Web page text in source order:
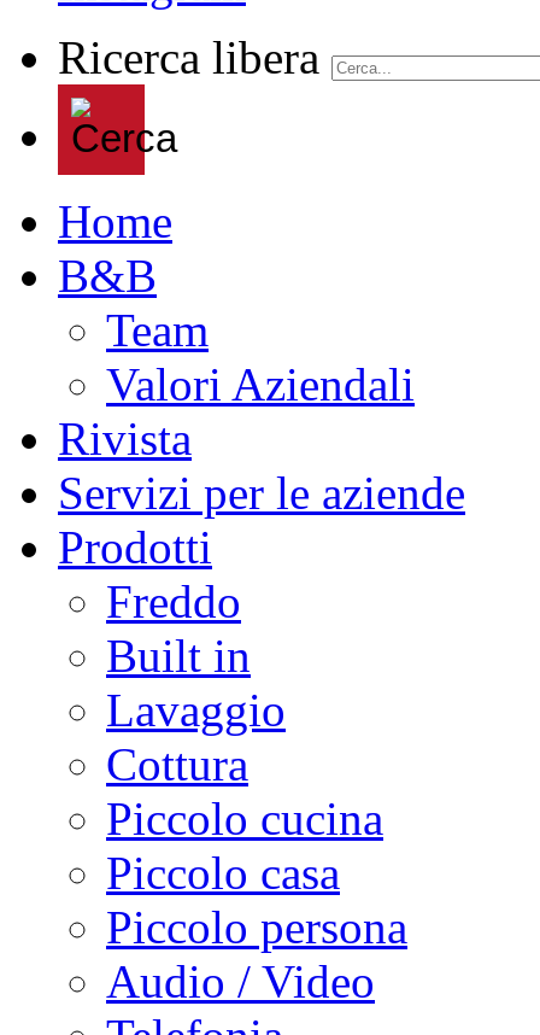
Ricerca libera
Home
B&B
Team
Valori Aziendali
Rivista
Servizi per le aziende
Prodotti
Freddo
Built in
Lavaggio
Cottura
Piccolo cucina
Piccolo casa
Piccolo persona
Audio / Video